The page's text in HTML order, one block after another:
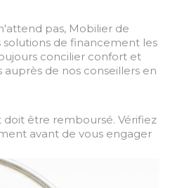
pas, Mobilier de
solutions de financement les
concilier confort et
de nos conseillers en
être remboursé. Vérifiez
avant de vous engager